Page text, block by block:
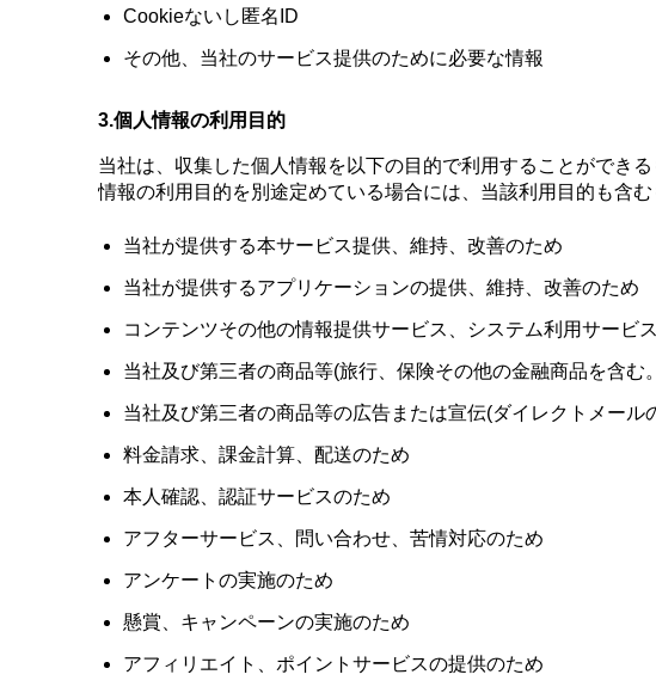
Cookieないし匿名ID
その他、当社のサービス提供のために必要な情報
3.個人情報の利用目的
当社は、収集した個人情報を以下の目的で利用することができ
情報の利用目的を別途定めている場合には、当該利用目的も含む
当社が提供する本サービス提供、維持、改善のため
当社が提供するアプリケーションの提供、維持、改善のため
コンテンツその他の情報提供サービス、システム利用サービ
当社及び第三者の商品等(旅行、保険その他の金融商品を含
当社及び第三者の商品等の広告または宣伝(ダイレクトメー
料金請求、課金計算、配送のため
本人確認、認証サービスのため
アフターサービス、問い合わせ、苦情対応のため
アンケートの実施のため
懸賞、キャンペーンの実施のため
アフィリエイト、ポイントサービスの提供のため